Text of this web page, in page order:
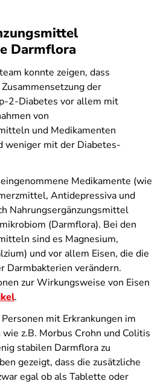
Darmflora
konnte zeigen, dass
der
2-Diabetes vor allem mit
von
und Medikamenten
weniger mit der Diabetes-
Medikamente (wie
Antidepressiva und
Nahrungsergänzungsmittel
(Darmflora). Bei den
sind es Magnesium,
und vor allem Eisen, die die
Darmbakterien verändern.
zur Wirkungsweise von Eisen
.
mit Erkrankungen im
z.B. Morbus Crohn und Colitis
stabilen Darmflora zu
gezeigt, dass die zusätzliche
egal ob als Tablette oder